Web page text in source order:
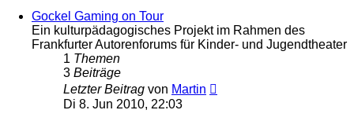
Gockel Gaming on Tour
Ein kulturpädagogisches Projekt im Rahmen des
Frankfurter Autorenforums für Kinder- und Jugendtheater
1 Themen
3 Beiträge
Letzter Beitrag von Martin
Di 8. Jun 2010, 22:03